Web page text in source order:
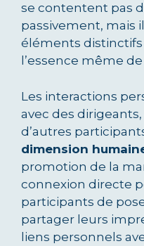
se contentent pas
passivement, mais
éléments
l’essence même
Les interactions
avec des
d’autres
dimension
promotion de la
connexion directe
participants de
partager leurs
liens personnels